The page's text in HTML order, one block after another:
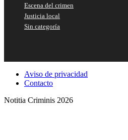
Escena del crimen
Justicia local
Sin categoría
Aviso de privacidad
Contacto
Notitia Criminis 2026